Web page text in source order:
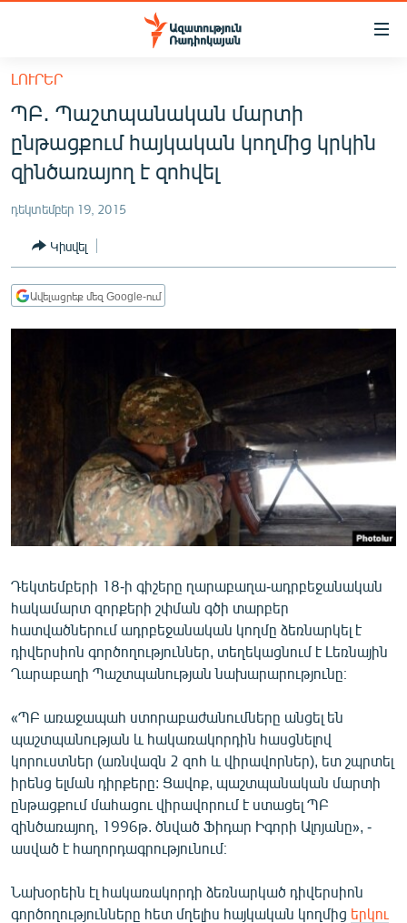
Մատչելիության
հիմնական
բովանդակությանը
Անցնել
հիմնական
մենյուին
ՀԱՅԱՍՏԱՆ
ՔԱՂԱՔԱԿԱՆ
ՀԱՍԱՐԱԿՈՒԹՅՈՒՆ
ՏՆՏԵՍՈՒԹՅՈՒՆ
ՂԱՐԱԲԱՂ
ՄՇԱԿՈՒՅԹ
ՄԵԿՆԱԲԱՆՈՒԹՅՈՒՆ
ԿՈՐՈՆԱՎԻՐՈՒՍ
ԱՐԽԻՎ
ՏԵՍԱՆՅՈՒԹԵՐ
ԲԱՆԱՎԵՃ
ՁԳՏԵԼՈՎ ԼԱՎԱԳՈՒՅՆԻՆ
ՓՈԴՔԱՍԹ
Հայերեն
English
ՀԵՏԵՎԵՔ ՄԵԶ
ԼՈՒՐԵՐ
ՊԲ․ Պաշտպանական մարտի
ընթացքում հայկական կողմից կրկին
զինծառայող է զոհվել
դեկտեմբեր 19, 2015
Կիսվել
Ավելացրեք մեզ Google-ում
Դեկտեմբերի 18-ի գիշերը ղարաբաղա-ադրբեջանական
հակամարտ զորքերի շփման գծի տարբեր
հատվածներում ադրբեջանական կողմը ձեռնարկել է
դիվերսիոն գործողություններ, տեղեկացնում է Լեռնային
Ղարաբաղի Պաշտպանության նախարարությունը։
«ՊԲ առաջապահ ստորաբաժանումները անցել են
պաշտպանության և հակառակորդին հասցնելով
կորուստներ (առնվազն 2 զոհ և վիրավորներ), ետ շպրտել
իրենց ելման դիրքերը: Ցավոք, պաշտպանական մարտի
ընթացքում մահացու վիրավորում է ստացել ՊԲ
զինծառայող, 1996թ. ծնված Ֆիդար Իգորի Ալոյանը», -
ասված է հաղորդագրությունում։
Նախօրեին էլ հակառակորդի ձեռնարկած դիվերսիոն
գործողությունները հետ մղելիս հայկական կողմից երկու